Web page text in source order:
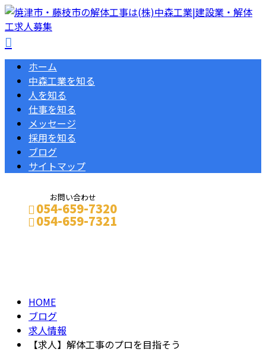
ホーム
中森工業を知る
人を知る
仕事を知る
メッセージ
採用を知る
ブログ
サイトマップ
お問い合わせ
054-659-7320
054-659-7321
HOME
ブログ
求人情報
【求人】解体工事のプロを目指そう